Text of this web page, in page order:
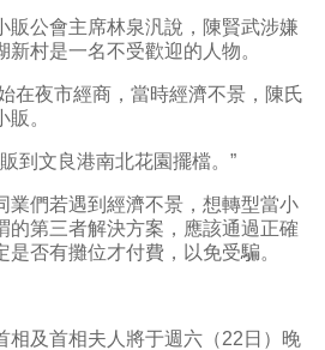
販公會主席林泉汎說，陳賢武涉嫌
村是一名不受歡迎的人物。
在夜市經商，當時經濟不景，陳氏
。
到文良港南北花園擺檔。”
業們若遇到經濟不景，想轉型當小
的第三者解決方案，應該通過正確
否有攤位才付費，以免受騙。
相及首相夫人將于週六（22日）晚